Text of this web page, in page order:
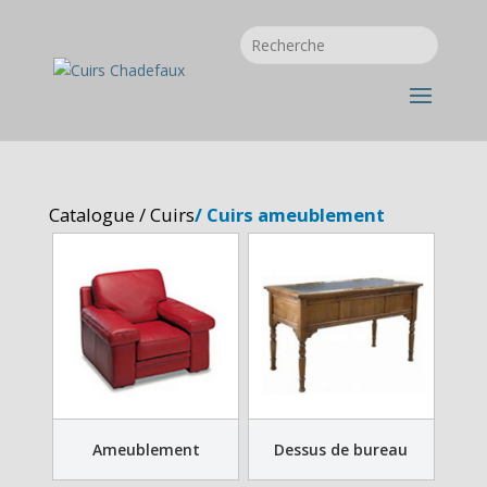
Catalogue/Cuirs/ Cuirs ameublement
Ameublement Dessus de bureau